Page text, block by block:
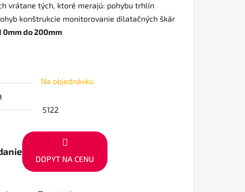
vrátane tých, ktoré merajú: pohybu trhlín
konštrukcie monitorovanie dilatačných škár
0mm do 200mm
Na objednávku
5122
DOPYT NA CENU